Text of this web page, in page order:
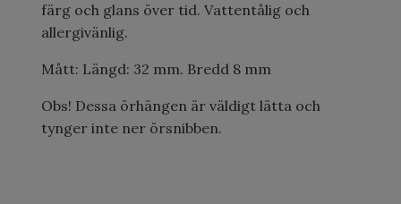
färg och glans över tid. Vattentålig och
allergivänlig.
Mått: Längd: 32 mm. Bredd 8 mm
Obs! Dessa örhängen är väldigt lätta och
tynger inte ner örsnibben.